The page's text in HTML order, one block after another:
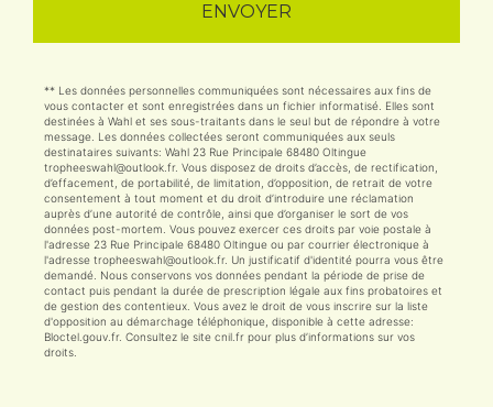
ENVOYER
** Les données personnelles communiquées sont nécessaires aux fins de
vous contacter et sont enregistrées dans un fichier informatisé. Elles sont
destinées à Wahl et ses sous-traitants dans le seul but de répondre à votre
message. Les données collectées seront communiquées aux seuls
destinataires suivants: Wahl 23 Rue Principale 68480 Oltingue
tropheeswahl@outlook.fr. Vous disposez de droits d’accès, de rectification,
d’effacement, de portabilité, de limitation, d’opposition, de retrait de votre
consentement à tout moment et du droit d’introduire une réclamation
auprès d’une autorité de contrôle, ainsi que d’organiser le sort de vos
données post-mortem. Vous pouvez exercer ces droits par voie postale à
l'adresse 23 Rue Principale 68480 Oltingue ou par courrier électronique à
l'adresse tropheeswahl@outlook.fr. Un justificatif d'identité pourra vous être
demandé. Nous conservons vos données pendant la période de prise de
contact puis pendant la durée de prescription légale aux fins probatoires et
de gestion des contentieux. Vous avez le droit de vous inscrire sur la liste
d'opposition au démarchage téléphonique, disponible à cette adresse:
Bloctel.gouv.fr. Consultez le site cnil.fr pour plus d’informations sur vos
droits.